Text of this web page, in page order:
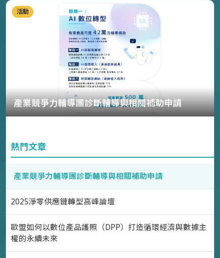
產業競爭力輔導團診斷輔導與相關補助申請
活動
熱門文章
產業競爭力輔導團診斷輔導與相關補助申請
2025淨零供應鏈轉型高峰論壇
歐盟如何以數位產品護照（DPP）打造循環經濟與數據主
權的永續未來